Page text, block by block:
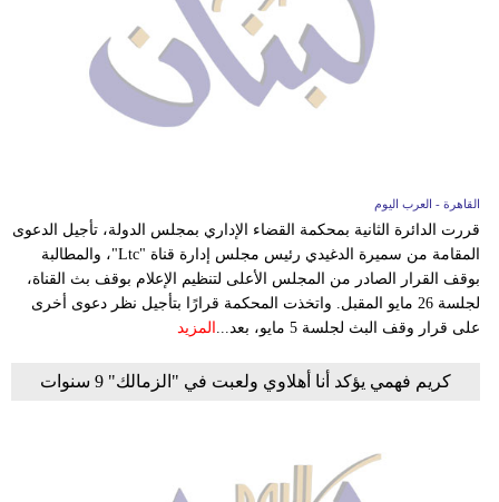
القاهرة - العرب اليوم
قررت الدائرة الثانية بمحكمة القضاء الإداري بمجلس الدولة، تأجيل الدعوى
المقامة من سميرة الدغيدي رئيس مجلس إدارة قناة "Ltc"، والمطالبة
بوقف القرار الصادر من المجلس الأعلى لتنظيم الإعلام بوقف بث القناة،
لجلسة 26 مايو المقبل. واتخذت المحكمة قرارًا بتأجيل نظر دعوى أخرى
على قرار وقف البث لجلسة 5 مايو، بعد...
المزيد
كريم فهمي يؤكد أنا أهلاوي ولعبت في "الزمالك" 9 سنوات